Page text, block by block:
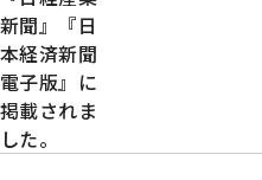
新聞』『日
本経済新聞
電子版』に
掲載されま
した。